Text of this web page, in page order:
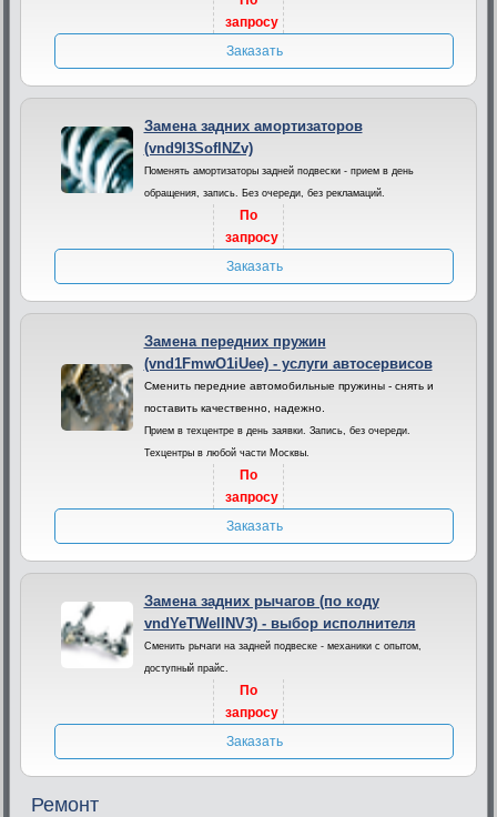
запросу
Заказать
Замена задних амортизаторов
(vnd9I3SoflNZv)
Поменять амортизаторы задней подвески - прием в день
обращения, запись. Без очереди, без рекламаций.
По
запросу
Заказать
Замена передних пружин
(vnd1FmwO1iUee) - услуги автосервисов
Сменить передние автомобильные пружины - снять и
поставить качественно, надежно.
Прием в техцентре в день заявки. Запись, без очереди.
Техцентры в любой части Москвы.
По
запросу
Заказать
Замена задних рычагов (по коду
vndYeTWelINV3) - выбор исполнителя
Сменить рычаги на задней подвеске - механики с опытом,
доступный прайс.
По
запросу
Заказать
Ремонт